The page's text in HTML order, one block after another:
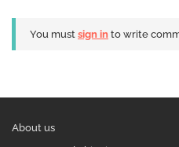
You must sign in to write
About us